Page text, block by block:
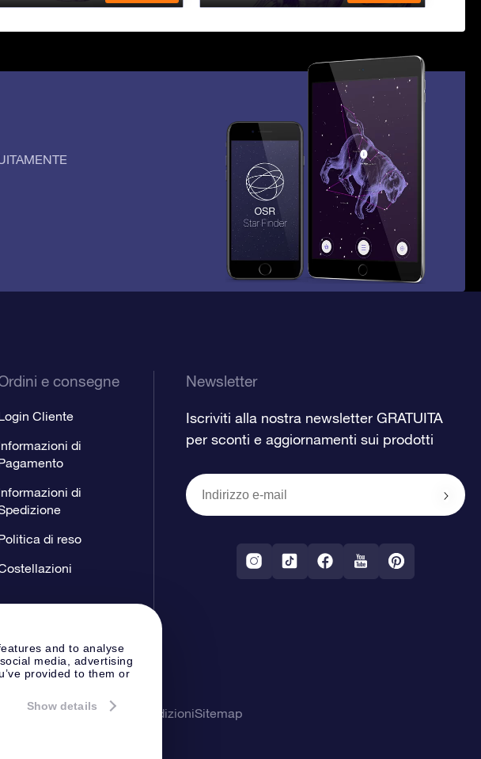
and to analyse
media, advertising
provided to them or
Show details
e consegne
Cliente
di
di
di reso
Newsletter
Iscriviti alla nostra newsletter GRATUITA
per sconti e aggiornamenti sui prodotti
PrivacyTermini & CondizioniSitemap